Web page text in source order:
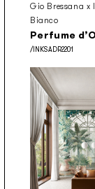
Gio Bressana x
Bianco
Perfume
/INKSADR2201